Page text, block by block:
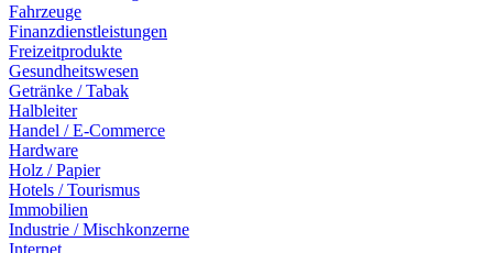
Fahrzeuge
Finanzdienstleistungen
Freizeitprodukte
Gesundheitswesen
Getränke / Tabak
Halbleiter
Handel / E-Commerce
Hardware
Holz / Papier
Hotels / Tourismus
Immobilien
Industrie / Mischkonzerne
Internet